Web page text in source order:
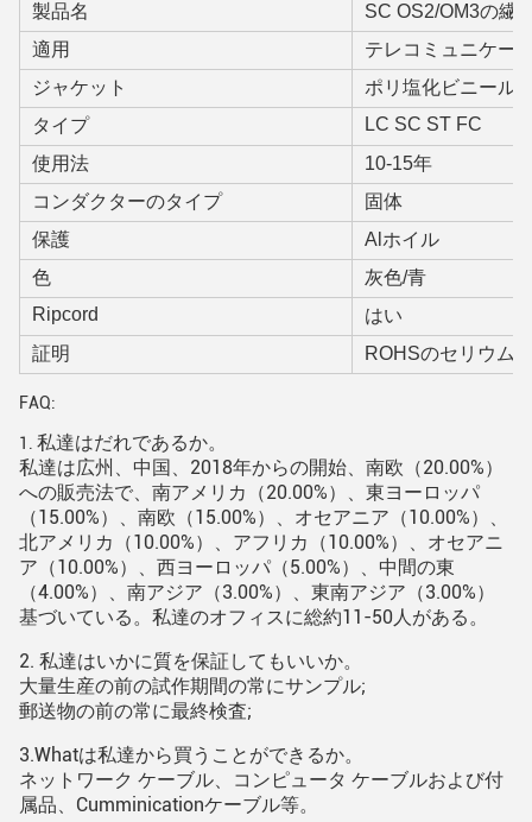
製品名
SC OS2/OM3の繊
適用
テレコミュニケー
ジャケット
ポリ塩化ビニール
タイプ
LC SC ST FC
使用法
10-15年
コンダクターのタイプ
固体
保護
Alホイル
色
灰色/青
Ripcord
はい
証明
ROHSのセリウム
FAQ:
1. 私達はだれであるか。
私達は広州、中国、2018年からの開始、南欧（20.00%）
への販売法で、南アメリカ（20.00%）、東ヨーロッパ
（15.00%）、南欧（15.00%）、オセアニア（10.00%）、
北アメリカ（10.00%）、アフリカ（10.00%）、オセアニ
ア（10.00%）、西ヨーロッパ（5.00%）、中間の東
（4.00%）、南アジア（3.00%）、東南アジア（3.00%）
基づいている。 私達のオフィスに総約11-50人がある。
2. 私達はいかに質を保証してもいいか。
大量生産の前の試作期間の常にサンプル;
郵送物の前の常に最終検査;
3.Whatは私達から買うことができるか。
ネットワーク ケーブル、コンピュータ ケーブルおよび付
属品、Cumminicationケーブル等。